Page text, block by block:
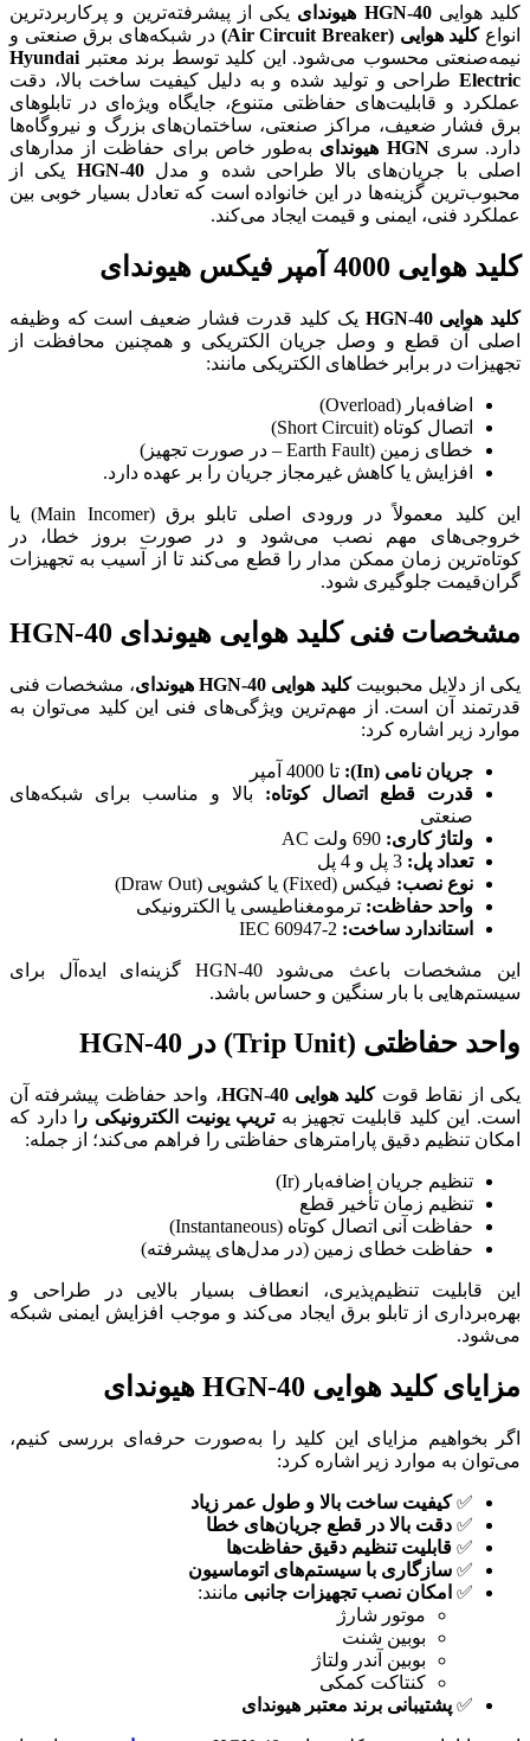
کلید هواییHGN-40 هیوندای
یکی از پیشرفته‌ترین و پرکاربردترین
انواعکلید هوایی (Air Circuit Breaker)
در شبکه‌های برق صنعتی و
نیمه‌صنعتی محسوب می‌شود. این کلید توسط برند معتبر Hyundai
Electric طراحی و تولید شده و به دلیل کیفیت ساخت بالا، دقت
عملکرد و قابلیت‌های حفاظتی متنوع، جایگاه ویژه‌ای در تابلوهای
برق فشار ضعیف، مراکز صنعتی، ساختمان‌های بزرگ و نیروگاه‌ها
دارد. سریHGN هیوندای
به‌طور خاص برای حفاظت از مدارهای
اصلی با جریان‌های بالا طراحی شده و مدلHGN-40 یکی از
محبوب‌ترین گزینه‌ها در این خانواده است که تعادل بسیار خوبی بین
عملکرد فنی، ایمنی و قیمت ایجاد می‌کند.
کلید هوایی 4000 آمپر فیکس هیوندای
کلید هوایی HGN-40
یک کلید قدرت فشار ضعیف است که وظیفه
اصلی آن قطع و وصل جریان الکتریکی و همچنین محافظت از
تجهیزات در برابر خطاهای الکتریکی مانند:
اضافه‌بار (Overload)
اتصال کوتاه (Short Circuit)
خطای زمین (Earth Fault – در صورت تجهیز)
افزایش یا کاهش غیرمجاز جریان را بر عهده دارد.
این کلید معمولاً در ورودی اصلی تابلو برق (Main Incomer) یا
خروجی‌های مهم نصب می‌شود و در صورت بروز خطا، در
کوتاه‌ترین زمان ممکن مدار را قطع می‌کند تا از آسیب به تجهیزات
گران‌قیمت جلوگیری شود.
مشخصات فنی کلید هوایی هیوندای HGN-40
یکی از دلایل محبوبیت کلید هوایی HGN-40 هیوندای
، مشخصات فنی
قدرتمند آن است. از مهم‌ترین ویژگی‌های فنی این کلید می‌توان به
موارد زیر اشاره کرد:
جریان نامی (In):
تا 4000 آمپر
قدرت قطع اتصال کوتاه: بالا و مناسب برای شبکه‌های
صنعتی
ولتاژ کاری:
تعداد پل:
نوع نصب: فیکس (Fixed) یا کشویی (Draw Out)
واحد حفاظت: ترمومغناطیسی یا الکترونیکی
استاندارد ساخت:
این مشخصات باعث می‌شود HGN-40 گزینه‌ای ایده‌آل برای
سیستم‌هایی با بار سنگین و حساس باشد.
واحد حفاظتی (Trip Unit) در HGN-40
یکی از نقاط قوتکلید هوایی HGN-40
، واحد حفاظت پیشرفته آن
است. این کلید قابلیت تجهیز به تریپ یونیت الکترونیکی ر
ا دارد که
امکان تنظیم دقیق پارامترهای حفاظتی را فراهم می‌کند؛ از جمله:
تنظیم جریان اضافه‌بار (Ir)
تنظیم زمان تأخیر قطع
حفاظت آنی اتصال کوتاه (Instantaneous)
حفاظت خطای زمین (در مدل‌های پیشرفته)
این قابلیت تنظیم‌پذیری، انعطاف بسیار بالایی در طراحی و
بهره‌برداری از تابلو برق ایجاد می‌کند و موجب افزایش ایمنی شبکه
می‌شود.
مزایای کلید هوایی HGN-40 هیوندای
اگر بخواهیم مزایای این کلید را به‌صورت حرفه‌ای بررسی کنیم،
می‌توان به موارد زیر اشاره کرد:
✅کیفیت ساخت بالا و طول عمر زیاد
✅ دقت بالا در قطع جریان‌های خطا
✅ قابلیت تنظیم دقیق حفاظت‌ها
✅ سازگاری با سیستم‌های اتوماسیون
✅ امکان نصب تجهیزات جانبی مانند:
موتور شارژ
بوبین شنت
بوبین آندر ولتاژ
کنتاکت کمکی
✅ پشتیبانی برند معتبر هیوندای